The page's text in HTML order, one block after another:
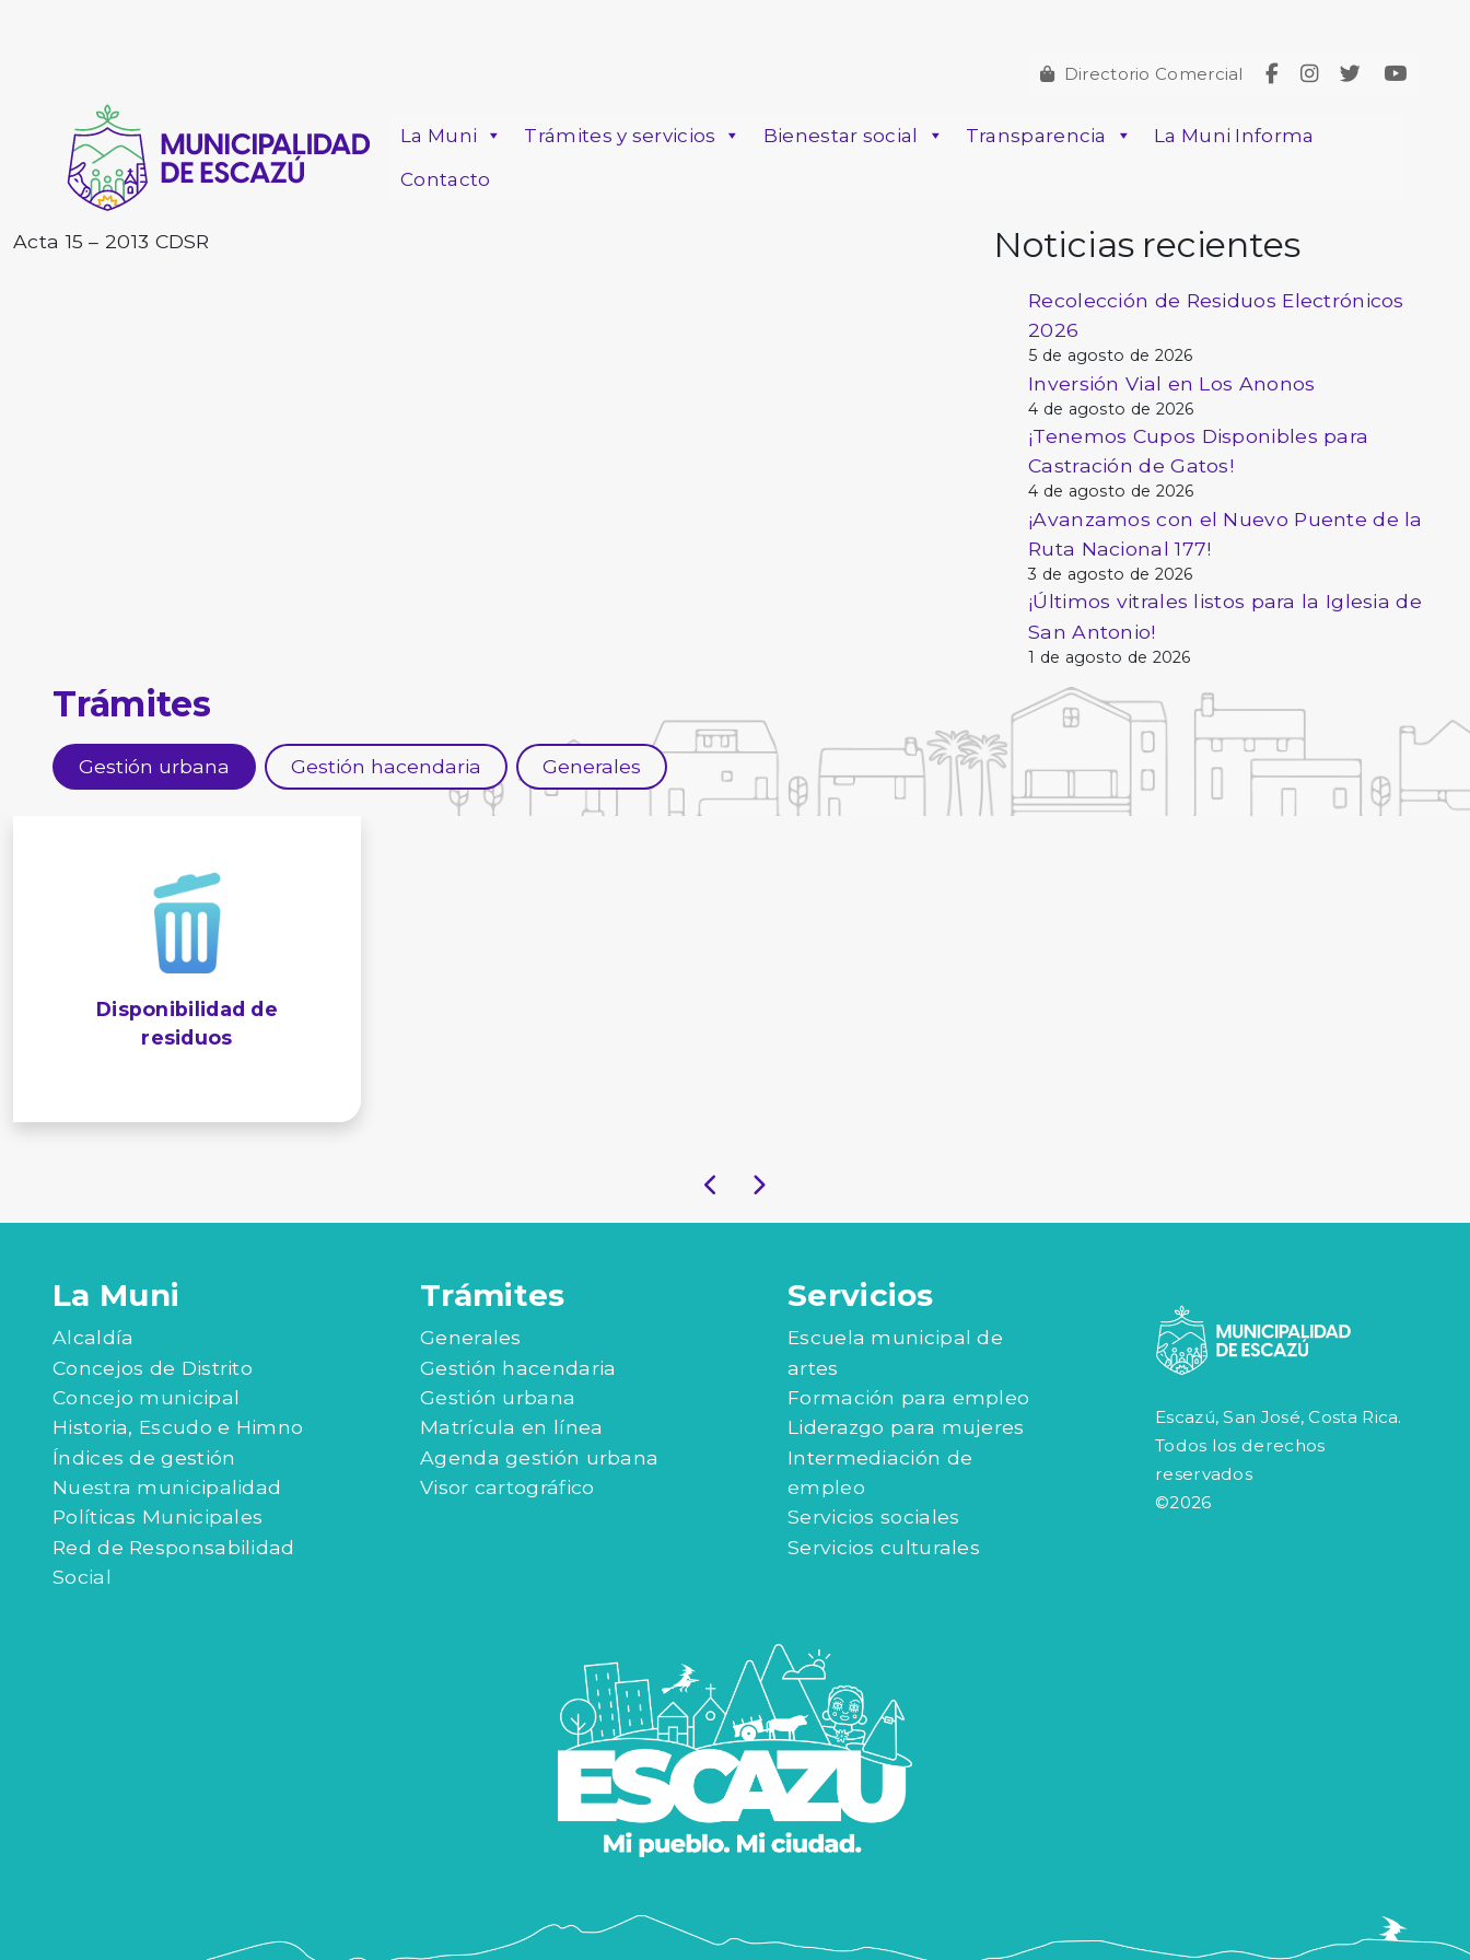
Directorio Comercial
La Muni Trámites y servicios Bienestar social Transparencia
La Muni Informa
Contacto
Acta 15 – 2013 CDSR Noticias recientes
Recolección de Residuos Electrónicos
2026
5 de agosto de 2026
Inversión Vial en Los Anonos
4 de agosto de 2026
¡Tenemos Cupos Disponibles para
Castración de Gatos!
4 de agosto de 2026
¡Avanzamos con el Nuevo Puente de la
Ruta Nacional 177!
3 de agosto de 2026
¡Últimos vitrales listos para la Iglesia de
San Antonio!
1 de agosto de 2026
Trámites
Gestión urbana Gestión hacendaria Generales
Disponibilidad de
residuos
La Muni
Alcaldía
Concejos de Distrito
Concejo municipal
Historia, Escudo e Himno
Índices de gestión
Nuestra municipalidad
Políticas Municipales
Red de Responsabilidad
Social
Trámites
Generales
Gestión hacendaria
Gestión urbana
Matrícula en línea
Agenda gestión urbana
Visor cartográfico
Servicios
Escuela municipal de
artes
Formación para empleo
Liderazgo para mujeres
Intermediación de
empleo
Servicios sociales
Servicios culturales
Escazú, San José, Costa Rica.
Todos los derechos
reservados
©2026